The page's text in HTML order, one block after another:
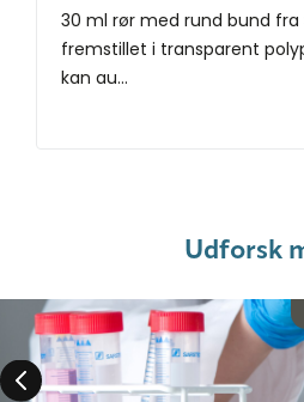
30 ml rør med rund bund fra
fremstillet i transparent
kan au...
Udforsk